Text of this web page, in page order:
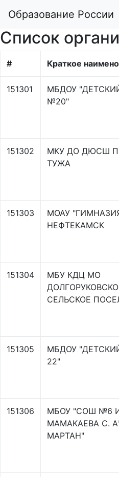
Образование России
Список
# Краткое
151301
МБДОУ
№20"
151302
МКУ ДО ДЮСШ
ТУЖА
151303
МОАУ
НЕФТЕКАМСК
151304
МБУ КДЦ МО
СЕЛЬСКОЕ
151305
МБДОУ
22"
151306
МБОУ "СОШ №6
МАМАКАЕВА С.
МАРТАН"